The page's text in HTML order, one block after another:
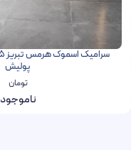
پولیش
تومان
ناموجود